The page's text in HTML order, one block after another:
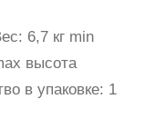
6,7 кг min
высота
в упаковке: 1